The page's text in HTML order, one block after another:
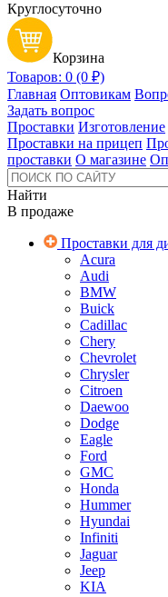
Круглосуточно
Корзина
Товаров: 0 (0 ₽)
Главная Оптовикам
Задать вопрос
Проставки Изготовление
Проставки на прицеп
проставки О магазине
Найти
В продаже
Проставки для
Acura
Audi
BMW
Buick
Cadillac
Chery
Chevrolet
Chrysler
Citroen
Daewoo
Dodge
Eagle
Ford
GMC
Honda
Hummer
Hyundai
Infiniti
Jaguar
Jeep
KIA